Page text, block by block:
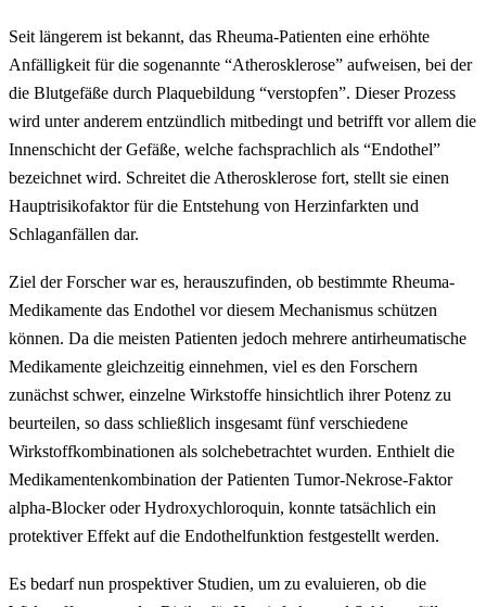
Seit längerem ist bekannt, das Rheuma-Patienten eine erhöhte
Anfälligkeit für die sogenannte “Atherosklerose” aufweisen, bei der
die Blutgefäße durch Plaquebildung “verstopfen”. Dieser Prozess
wird unter anderem entzündlich mitbedingt und betrifft vor allem die
Innenschicht der Gefäße, welche fachsprachlich als “Endothel”
bezeichnet wird. Schreitet die Atherosklerose fort, stellt sie einen
Hauptrisikofaktor für die Entstehung von Herzinfarkten und
Schlaganfällen dar.
Ziel der Forscher war es, herauszufinden, ob bestimmte Rheuma-
Medikamente das Endothel vor diesem Mechanismus schützen
können. Da die meisten Patienten jedoch mehrere antirheumatische
Medikamente gleichzeitig einnehmen, viel es den Forschern
zunächst schwer, einzelne Wirkstoffe hinsichtlich ihrer Potenz zu
beurteilen, so dass schließlich insgesamt fünf verschiedene
Wirkstoffkombinationen als solchebetrachtet wurden. Enthielt die
Medikamentenkombination der Patienten Tumor-Nekrose-Faktor
alpha-Blocker oder Hydroxychloroquin, konnte tatsächlich ein
protektiver Effekt auf die Endothelfunktion festgestellt werden.
Es bedarf nun prospektiver Studien, um zu evaluieren, ob die